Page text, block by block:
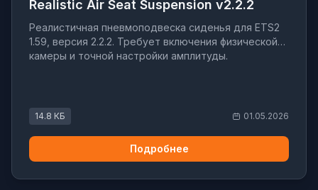
Realistic Air Seat Suspension v2.2.2
Реалистичная пневмоподвеска сиденья для ETS2
1.59, версия 2.2.2. Требует включения физической
камеры и точной настройки амплитуды.
14.8 КБ 01.05.2026
Подробнее